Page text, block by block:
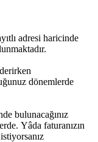
adresi haricinde
dönemlerde
bulunacağınız
Yâda faturanızın